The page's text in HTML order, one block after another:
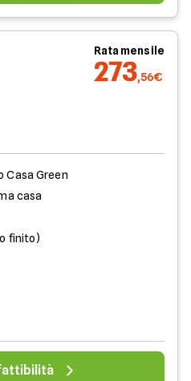
Rata mensile
273,56€
Casa Green
casa
finito)